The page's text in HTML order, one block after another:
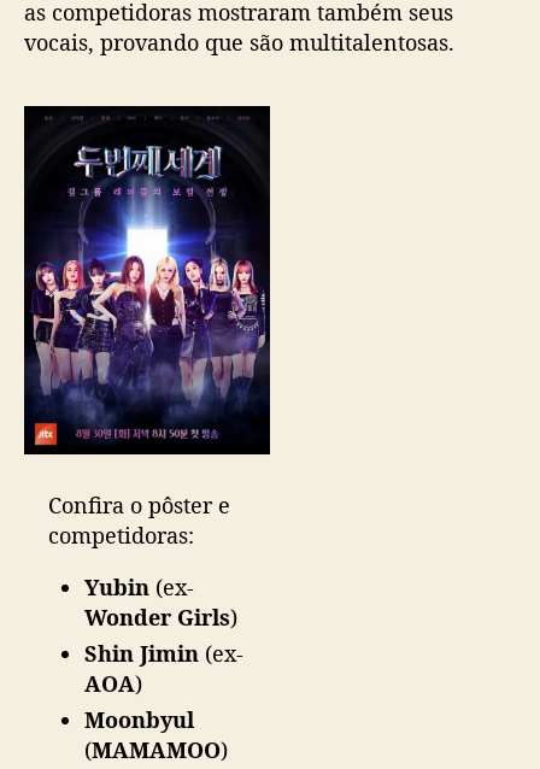
l
a
as competidoras mostraram também seus
vocais, provando que são multitalentosas.
Confira o pôster e
competidoras:
Yubin (ex-
Wonder Girls)
Shin Jimin (ex-
AOA)
Moonbyul
(MAMAMOO)